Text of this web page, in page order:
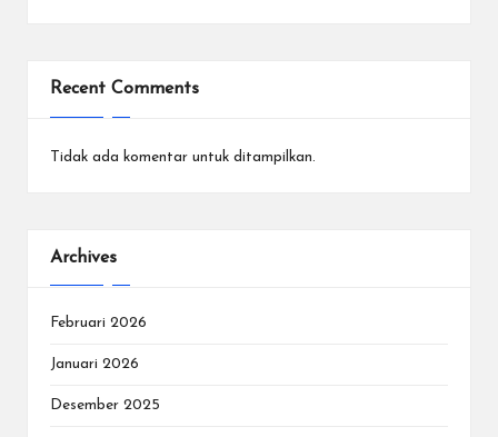
Recent Comments
Tidak ada komentar untuk ditampilkan.
Archives
Februari 2026
Januari 2026
Desember 2025